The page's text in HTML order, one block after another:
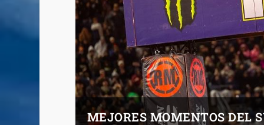
MEJORES MOMENTOS DEL